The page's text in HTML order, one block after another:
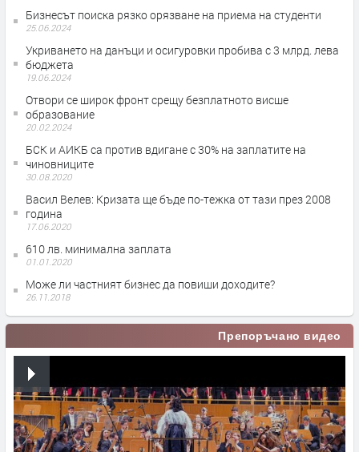
Бизнесът поиска рязко орязване на приема на студенти
25.06.2024
Укриването на данъци и осигуровки пробива с 3 млрд. лева
бюджета
19.06.2024
Отвори се широк фронт срещу безплатното висше
образование
20.02.2024
БСК и АИКБ са против вдигане с 30% на заплатите на
чиновниците
30.08.2020
Васил Велев: Кризата ще бъде по-тежка от тази през 2008
година
17.06.2020
610 лв. минимална заплата
01.01.2020
Може ли частният бизнес да повиши доходите?
26.11.2018
Препоръчано видео